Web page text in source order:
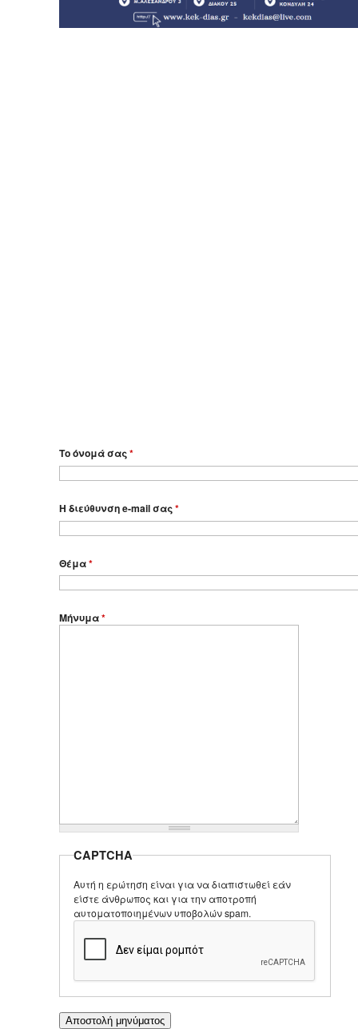
Το όνομά σας*
Η διεύθυνση e-mail σας*
Θέμα*
Μήνυμα*
CAPTCHA
Αυτή η ερώτηση είναι για να διαπιστωθεί εάν
είστε άνθρωπος και για την αποτροπή
αυτοματοποιημένων υποβολών spam.